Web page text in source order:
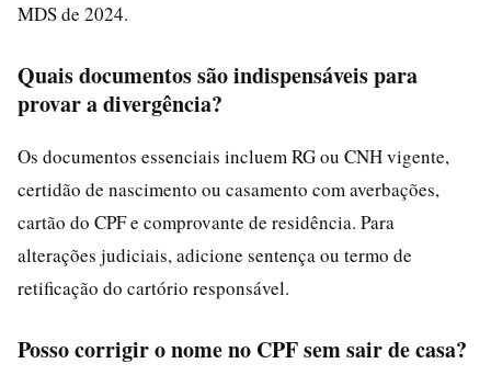
MDS de 2024.
Quais documentos são indispensáveis para
provar a divergência?
Os documentos essenciais incluem RG ou CNH vigente,
certidão de nascimento ou casamento com averbações,
cartão do CPF e comprovante de residência. Para
alterações judiciais, adicione sentença ou termo de
retificação do cartório responsável.
Posso corrigir o nome no CPF sem sair de casa?